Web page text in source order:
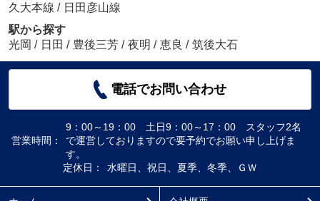
久大本線 / 日田彦山線
駅から探す
光岡 / 日田 / 豊後三芳 / 夜明 / 恵良 / 筑後大石
電話でお問い合わせ
営業時間：
9：00～19：00 土日9：00～17：00 スタッフ2名
で運営しておりますので要予約でお願い申し上げま
す。
定休日：
水曜日、祝日、夏季、冬季、ＧＷ